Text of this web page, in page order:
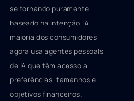
se tornando puramente
baseado na intenção. A
maioria dos consumidores
agora usa agentes pessoais
de IA que têm acesso a
preferências, tamanhos e
objetivos financeiros.